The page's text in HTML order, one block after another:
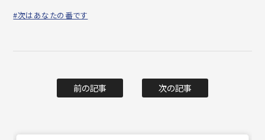
#次はあなたの番です
前の記事 次の記事